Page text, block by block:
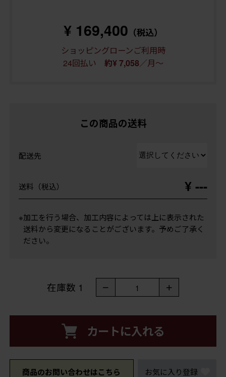
¥ 169,400 （税込）
ショッピングローンご利用時
24回払い 約¥ 7,058／月～
この商品の送料
配送先
送料（税込） ¥ ---
※加工を行う場合、加工内容によっては上に表示された
送料から変更になることがございます。予めご了承く
ださい。
在庫数 1 － 1 ＋
カートに入れる
商品のお問い合わせはこちら お気に入り登録